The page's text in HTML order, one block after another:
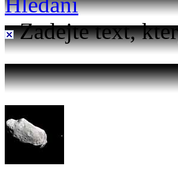
Zadejte text,